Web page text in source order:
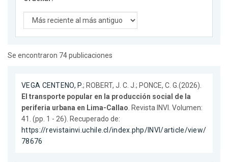
Se encontraron 74 publicaciones
VEGA CENTENO, P.; ROBERT, J. C. J.; PONCE, C. G.(2026).
El transporte popular en la producción social de la
periferia urbana en Lima-Callao. Revista INVI. Volumen:
41. (pp. 1 - 26). Recuperado de:
https://revistainvi.uchile.cl/index.php/INVI/article/view/
78676